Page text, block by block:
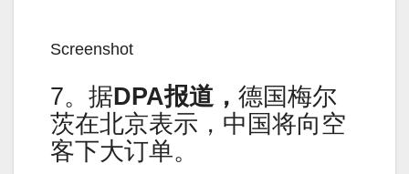
Screenshot
7。据DPA报道， 德国梅尔
茨在北京表示，中国将向空
客下大订单。